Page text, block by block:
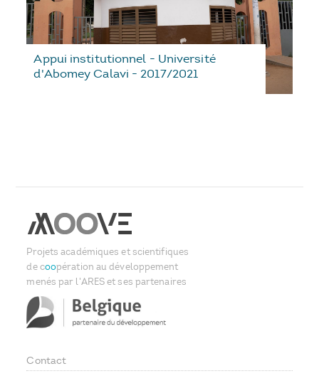
Appui institutionnel - Université
d'Abomey Calavi - 2017/2021
Projets académiques et scientifiques
de coopération au développement
menés par l'ARES et ses partenaires
Contact